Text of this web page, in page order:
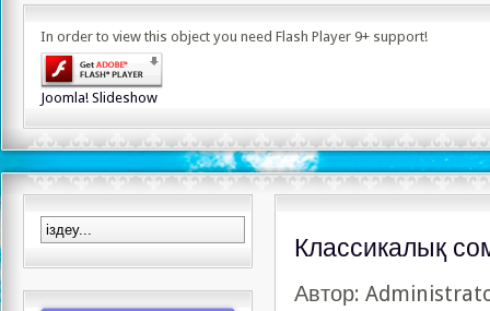
In order to view this object you need Flash Player 9+ support!
Joomla! Slideshow
Классикалық
Автор:
Бодибилдинг
Бүркітші
Керлинг
Киокушинкай карате
Сомдалу
Құзға өрмелеу
Ауыр атлетика
Жекпе-жек сайысы
Гір спорты
Қол күресі